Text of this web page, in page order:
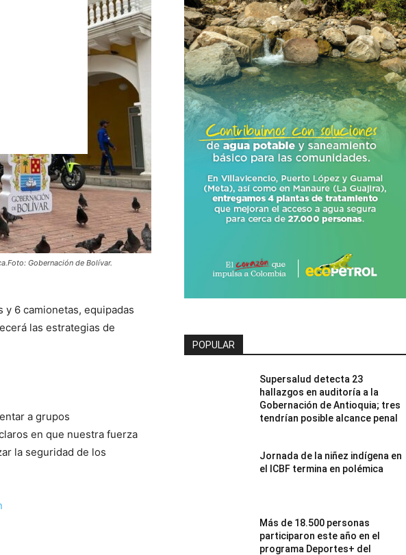
Gobernación de Bolívar.
6 camionetas, equipadas
las estrategias de
a grupos
en que nuestra fuerza
la seguridad de los
POPULAR
Supersalud detecta 23
hallazgos en auditoría a la
Gobernación de Antioquia; tres
tendrían posible alcance penal
Jornada de la niñez indígena en
el ICBF termina en polémica
Más de 18.500 personas
participaron este año en el
programa Deportes+ del